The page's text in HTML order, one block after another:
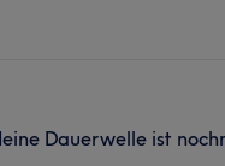
Dauerwelle ist